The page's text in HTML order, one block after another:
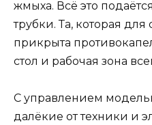
жмыха. Всё это
трубки. Та, которая
прикрыта
стол и рабочая зона
С управлением
далёкие от техники и